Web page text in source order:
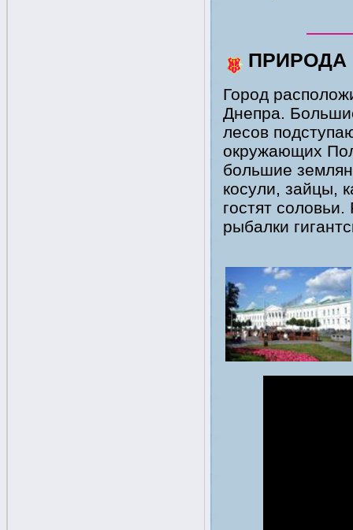
ПРИРОДА
Город
Днепра.
лесов
окружающих
большие
косули, зайцы,
гостят
рыбалки